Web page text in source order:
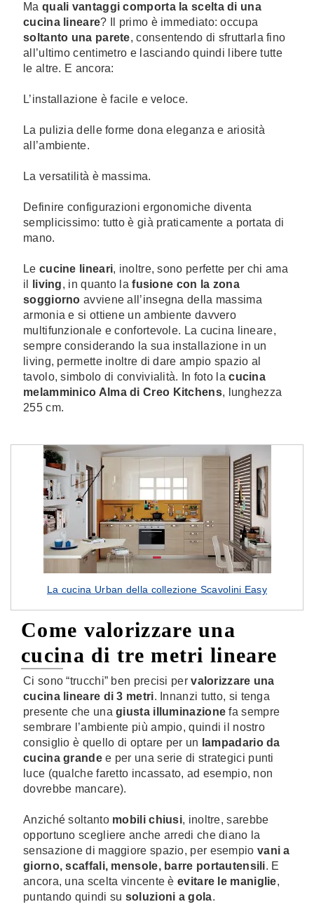
Ma quali vantaggi comporta la scelta di una
cucina lineare? Il primo è immediato: occupa
soltanto una parete, consentendo di sfruttarla fino
all’ultimo centimetro e lasciando quindi libere tutte
le altre. E ancora:
L’installazione è facile e veloce.
La pulizia delle forme dona eleganza e ariosità
all’ambiente.
La versatilità è massima.
Definire configurazioni ergonomiche diventa
semplicissimo: tutto è già praticamente a portata di
mano.
Le cucine lineari, inoltre, sono perfette per chi ama
il
living, in quanto lafusione con la zona
soggiorno avviene all’insegna della massima
armonia e si ottiene un ambiente davvero
multifunzionale e confortevole. La cucina lineare,
sempre considerando la sua installazione in un
living, permette inoltre di dare ampio spazio al
tavolo, simbolo di convivialità. In foto lacucina
melamminico Alma di Creo Kitchens, lunghezza
255 cm.
La cucina Urban della collezione Scavolini Easy
Come valorizzare una
cucina di tre metri lineare
Ci sono “trucchi” ben precisi pervalorizzare una
cucina lineare di 3 metri. Innanzi tutto, si tenga
presente che unagiusta illuminazione fa sempre
sembrare l’ambiente più ampio, quindi il nostro
consiglio è quello di optare per un lampadario da
cucina grandee per una serie di strategici punti
luce (qualche faretto incassato, ad esempio, non
dovrebbe mancare).
Anziché soltanto mobili chiusi, inoltre, sarebbe
opportuno scegliere anche arredi che diano la
sensazione di maggiore spazio, per esempio vani a
giorno, scaffali, mensole, barre portautensili. E
ancora, una scelta vincente èevitare le maniglie,
puntando quindi su soluzioni a gola.